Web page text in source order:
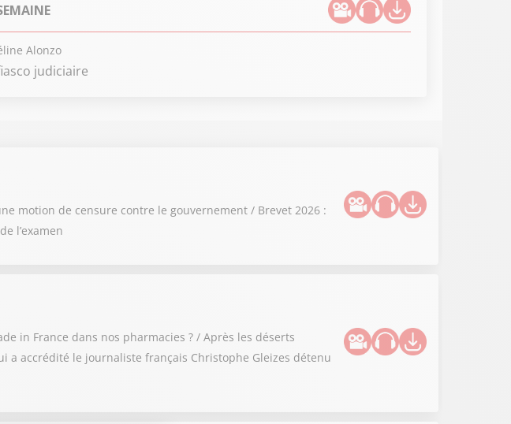
Alonzo
judiciaire
motion de censure contre le gouvernement / Brevet 2026 :
l’examen
in France dans nos pharmacies ? / Après les déserts
a accrédité le journaliste français Christophe Gleizes détenu